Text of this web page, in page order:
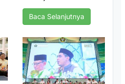
Baca Selanjutnya